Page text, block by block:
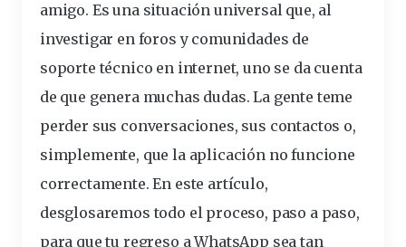
amigo. Es una situación universal que, al
investigar en foros y comunidades de
soporte técnico en internet, uno se da cuenta
de que genera muchas dudas. La gente teme
perder sus conversaciones, sus contactos o,
simplemente, que la aplicación no funcione
correctamente. En este artículo,
desglosaremos todo el proceso, paso a paso,
para que tu regreso a WhatsApp sea tan